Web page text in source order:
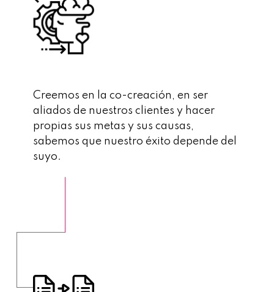
Creemos en la co-creación, en ser
aliados de nuestros clientes y hacer
propias sus metas y sus causas,
sabemos que nuestro éxito depende del
suyo.